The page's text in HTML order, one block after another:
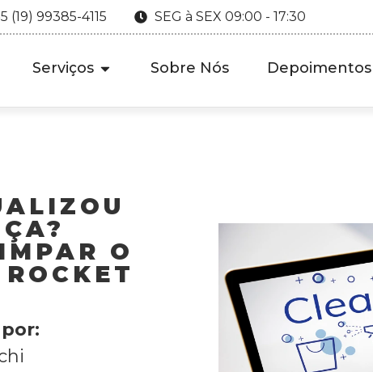
(19) 99385-4115 SEG à SEX 09:00 - 17:30
Serviços Sobre Nós Depoimentos
O